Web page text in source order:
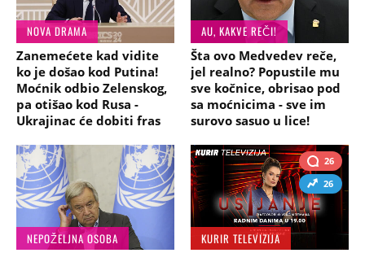
NOVA DRAMA
Zanemećete kad vidite
ko je došao kod Putina!
Moćnik odbio Zelenskog,
pa otišao kod Rusa -
Ukrajinac će dobiti fras
AU, KAKVE REČI!
Šta ovo Medvedev reče,
jel realno? Popustile mu
sve kočnice, obrisao pod
sa moćnicima - sve im
surovo sasuo u lice!
NEPOŽELJNA OSOBA
26
26
KURIR TELEVIZIJA